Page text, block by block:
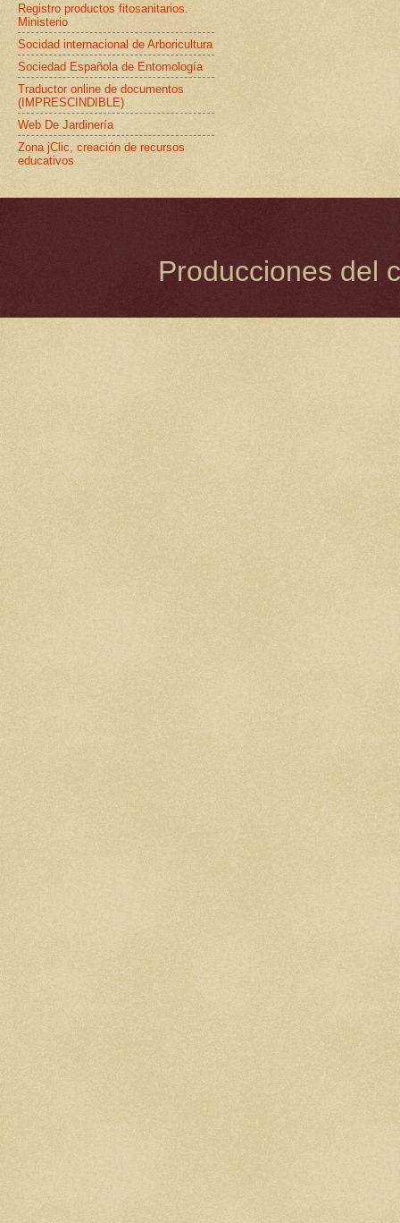
Registro productos fitosanitarios.
Ministerio
Socidad internacional de Arboricultura
Sociedad Española de Entomología
Traductor online de documentos
(IMPRESCINDIBLE)
Web De Jardinería
Zona jClic, creación de recursos
educativos
Producciones del